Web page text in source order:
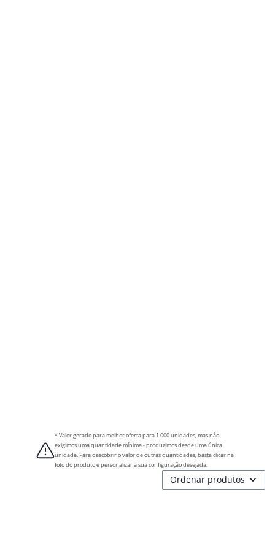
* Valor gerado para melhor oferta para 1.000 unidades, mas não
exigimos uma quantidade mínima - produzimos desde uma única
unidade. Para descobrir o valor de outras quantidades, basta clicar na
foto do produto e personalizar a sua configuração desejada.